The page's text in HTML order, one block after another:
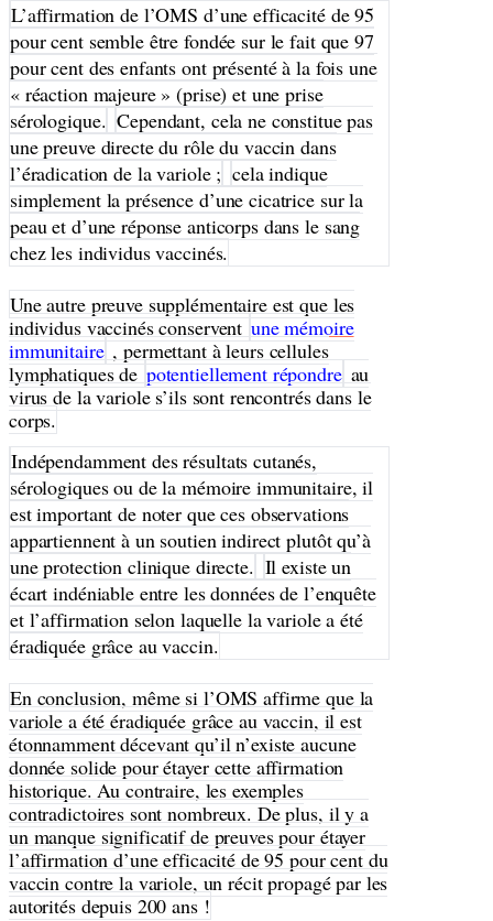
L’affirmation de l’OMS d’une efficacité de 95
pour cent semble être fondée sur le fait que 97
pour cent des enfants ont présenté à la fois une
« réaction majeure » (prise) et une prise
sérologique. Cependant, cela ne constitue pas
une preuve directe du rôle du vaccin dans
l’éradication de la variole ; cela indique
simplement la présence d’une cicatrice sur la
peau et d’une réponse anticorps dans le sang
chez les individus vaccinés.
Une autre preuve supplémentaire est que les
individus vaccinés conserventune mémoire
immunitaire, permettant à leurs cellules
lymphatiques depotentiellement répondre au
virus de la variole s’ils sont rencontrés dans le
corps.
Indépendamment des résultats cutanés,
sérologiques ou de la mémoire immunitaire, il
est important de noter que ces observations
appartiennent à un soutien indirect plutôt qu’à
une protection clinique directe. Il existe un
écart indéniable entre les données de l’enquête
et l’affirmation selon laquelle la variole a été
éradiquée grâce au vaccin.
En conclusion, même si l’OMS affirme que la
variole a été éradiquée grâce au vaccin, il est
étonnamment décevant qu’il n’existe aucune
donnée solide pour étayer cette affirmation
historique. Au contraire, les exemples
contradictoires sont nombreux. De plus, il y a
un manque significatif de preuves pour étayer
l’affirmation d’une efficacité de 95 pour cent du
vaccin contre la variole, un récit propagé par les
autorités depuis 200 ans !